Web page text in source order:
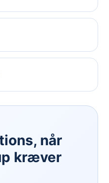
når
kræver